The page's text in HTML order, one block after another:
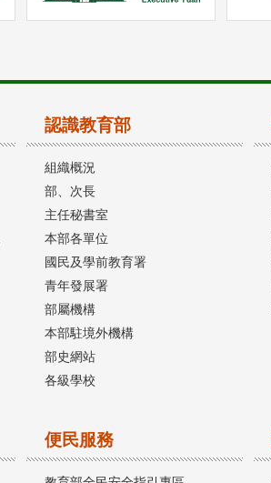
認識教育部
組織概況
部、次長
主任秘書室
本部各單位
國民及學前教育署
青年發展署
部屬機構
本部駐境外機構
部史網站
各級學校
便民服務